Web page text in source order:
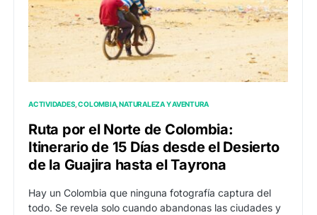
ACTIVIDADES COLOMBIA NATURALEZA Y AVENTURA
Ruta por el Norte de Colombia:
Itinerario de 15 Días desde el Desierto
de la Guajira hasta el Tayrona
Hay un Colombia que ninguna fotografía captura del
todo. Se revela solo cuando abandonas las ciudades y